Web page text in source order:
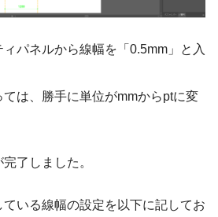
パネルから線幅を「0.5mm」と入
ては、勝手に単位がmmからptに変
了しました。
いる線幅の設定を以下に記してお